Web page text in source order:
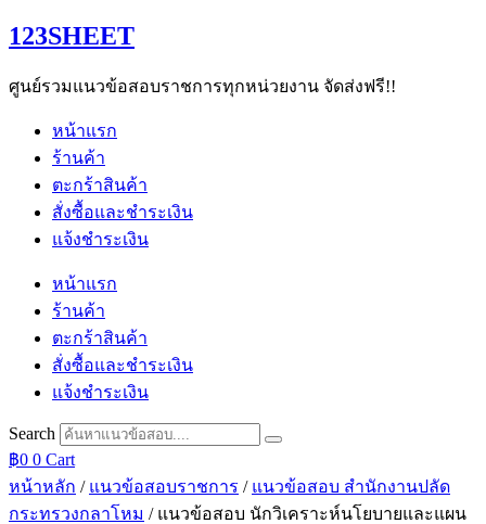
Skip
to
123SHEET
ศูนย์รวมแนวข้อสอบราชการทุกหน่วยงาน จัดส่งฟรี!!
หน้าแรก
ร้านค้า
ตะกร้าสินค้า
สั่งซื้อและชำระเงิน
แจ้งชำระเงิน
หน้าแรก
ร้านค้า
ตะกร้าสินค้า
สั่งซื้อและชำระเงิน
แจ้งชำระเงิน
Search
฿0 0 Cart
หน้าหลัก / แนวข้อสอบราชการ / แนวข้อสอบ สำนักงานปลัด
กระทรวงกลาโหม / แนวข้อสอบ นักวิเคราะห์นโยบายและแผน